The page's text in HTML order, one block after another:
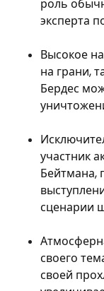
роль
эксперта
Высокое
на грани,
Бердес
участник
Бейтмана,
сценарии
своего
своей